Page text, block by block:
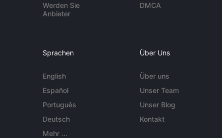
Werden Sie
Anbieter
DMCA
Sprachen
English
Español
Português
Deutsch
Mehr ...
Über Uns
Über uns
Unser Team
Unser Blog
Kontakt